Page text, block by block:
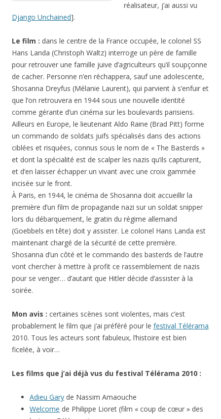
réalisateur, j’ai aussi vu
Django Unchained].
Le film : dans le centre de la France occupée, le colonel SS
Hans Landa (Christoph Waltz) interroge un père de famille
pour retrouver une famille juive d’agriculteurs qu’il soupçonne
de cacher. Personne n’en réchappera, sauf une adolescente,
Shosanna Dreyfus (Mélanie Laurent), qui parvient à s’enfuir et
que l’on retrouvera en 1944 sous une nouvelle identité
comme gérante d’un cinéma sur les boulevards parisiens.
Ailleurs en Europe, le lieutenant Aldo Raine (Brad Pitt) forme
un commando de soldats juifs spécialisés dans des actions
ciblées et risquées, connus sous le nom de « The Basterds »
et dont la spécialité est de scalper les nazis qu’ils capturent,
et d’en laisser échapper un vivant avec une croix gammée
incisée sur le front.
À Paris, en 1944, le cinéma de Shosanna doit accueillir la
première d’un film de propagande nazi sur un soldat snipper
lors du débarquement, le gratin du régime allemand
(Goebbels en tête) doit y assister. Le colonel Hans Landa est
maintenant chargé de la sécurité de cette première.
Shosanna d’un côté et le commando des basterds de l’autre
vont chercher à mettre à profit ce rassemblement de nazis
pour se venger… d’autant que Hitler décide d’assister à la
soirée.
Mon avis : certaines scènes sont violentes, mais c’est
probablement le film que j’ai préféré pour le festival Télérama
2010. Tous les acteurs sont fabuleux, l’histoire est bien
ficelée, à voir…
Les films que j’ai déjà vus du festival Télérama 2010 :
Adieu Gary de Nassim Amaouche
Welcome de Philippe Lioret (film « coup de cœur » des